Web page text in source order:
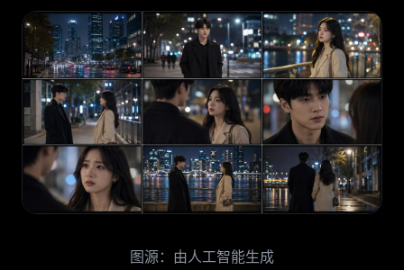
图源：由人工智能生成